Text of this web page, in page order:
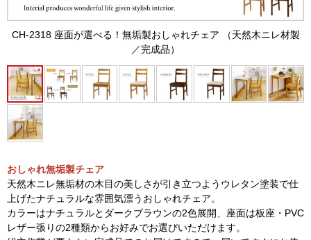
CH-2318 座面が選べる！無垢製おしゃれチェア （天然木ニレ材製
／完成品）
おしゃれ無垢製チェア
天然木ニレ無垢材の木目の美しさが引き立つようウレタン塗装で仕
上げたナチュラルな雰囲気漂うおしゃれチェア。
カラーはナチュラルとダークブラウンの2色展開、座面は板座・PVC
レザー張りの2種類からお好みでお選びいただけます。